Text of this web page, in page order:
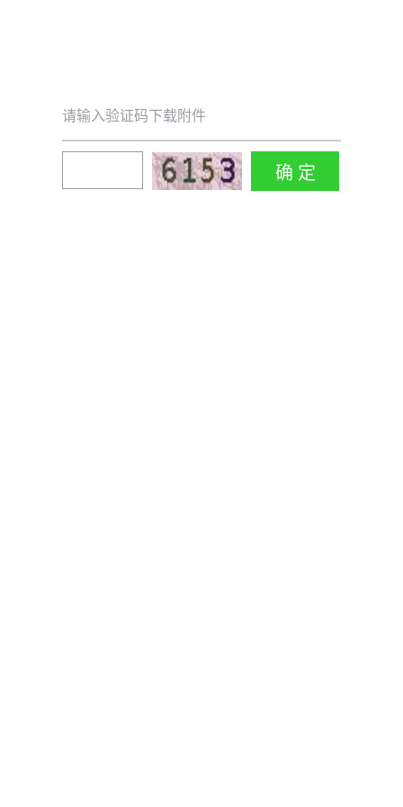
请输入验证码下载附件